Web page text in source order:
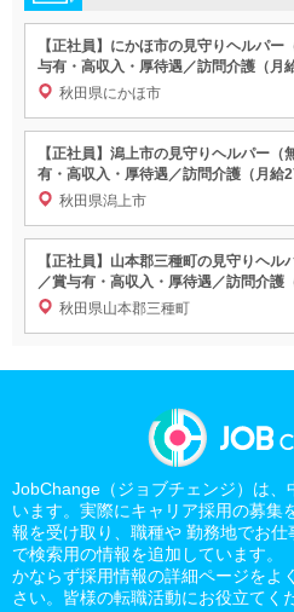
【正社員】にかほ市の見守りヘルパ
与有・高収入・厚待遇／訪問介護（月
秋田県にかほ市
【正社員】潟上市の見守りヘルパー
有・高収入・厚待遇／訪問介護（月給
秋田県潟上市
【正社員】山本郡三種町の見守りヘ
／賞与有・高収入・厚待遇／訪問介護
秋田県山本郡三種町
JobChange（ジョブチェンジ）は、
います。実際にキャリア採用の募集
報を受け取り、職種や 勤務地でお
で検索用の情報を追加しています。
かならず採用情報の詳細ページをよ
さい。皆様の転職活動にお役立てく